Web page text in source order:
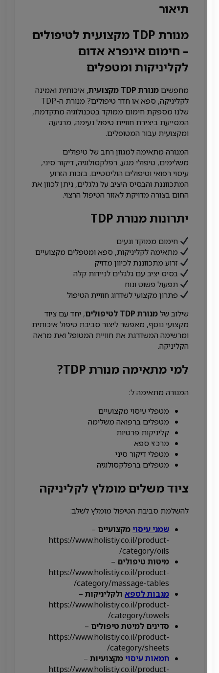
תיאור
מנורת TDP מקצועית לטיפולים
– חימום אינפרא אדום
לקליניקות ומטפלים
מחפשיםמנורת TDP מקצועית
, איכותית ואמינה
לקליניקה, ספא או חדר טיפולים? מנורת ה-TDP
שלנו מספקת חימום ממוקד בטכנולוגיה מתקדמת,
המסייעת ביצירת חוויית טיפול נעימה, מרגיעה
ומקצועית עבור המטופלים.
המנורה מתאימה למגוון רחב של טיפולים
משלימים, טיפולי מגע, רפלקסולוגיה, דיקור סיני,
עיסוי רפואי וטיפולים הוליסטיים. בזכות הזרוע
המתכווננת והבסיס היציב על גלגלים, ניתן לכוון את
החום בצורה מדויקת לאזור הטיפול הרצוי.
יתרונות מנורת TDP
חימום ממוקד ונעים
מתאימה לקליניקות, ספא ומטפלים מקצועיים
זרוע מתכווננת לכיוון מדויק
בסיס יציב עם גלגלים לניידות קלה
תפעול פשוט ונוח
פתרון מקצועי לשדרוג חוויית הטיפול
שילוב של מנורת TDP לטיפולים
, יחד עם ציוד
מקצועי נוסף, מאפשר ליצור סביבת טיפול איכותית
ומרשימה המשדרגת את חוויית המטופל ואת מראה
הקליניקה.
למי מתאימה מנורת TDP?
המנורה מתאימה ל:
מטפלי עיסוי מקצועיים
מטפלים ברפואה משלימה
קליניקות פרטיות
מרכזי ספא
מטפלי דיקור סיני
מטפלים ברפלקסולוגיה
ציוד משלים מומלץ לקליניקה
להשלמת סביבת הטיפול מומלץ לשלב:
שמני עיסוימקצועיים–
https://www.holistiy.co.il/product-
category/oils/
מיטות טיפולים–
https://www.holistiy.co.il/product-
category/massage-tables/
מגבות לספאולקליניקות–
https://www.holistiy.co.il/product-
category/towels/
סדינים למיטת טיפולים–
https://www.holistiy.co.il/product-
category/sheets/
חמאות עיסוימקצועיות–
https://www.holistiy.co.il/product-